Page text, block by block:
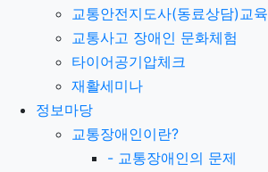
교통안전지도사(동료상담)교육
교통사고 장애인 문화체험
타이어공기압체크
재활세미나
정보마당
교통장애인이란?
- 교통장애인의 문제